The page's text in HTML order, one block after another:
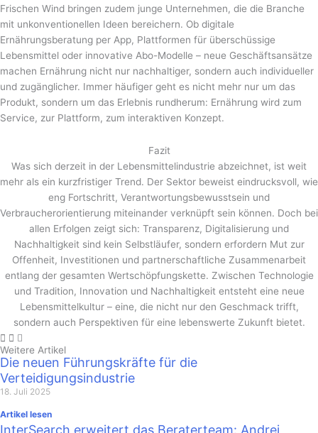
Frischen Wind bringen zudem junge Unternehmen, die die Branche
mit unkonventionellen Ideen bereichern. Ob digitale
Ernährungsberatung per App, Plattformen für überschüssige
Lebensmittel oder innovative Abo-Modelle – neue Geschäftsansätze
machen Ernährung nicht nur nachhaltiger, sondern auch individueller
und zugänglicher. Immer häufiger geht es nicht mehr nur um das
Produkt, sondern um das Erlebnis rundherum: Ernährung wird zum
Service, zur Plattform, zum interaktiven Konzept.
Fazit
Was sich derzeit in der Lebensmittelindustrie abzeichnet, ist weit
mehr als ein kurzfristiger Trend. Der Sektor beweist eindrucksvoll, wie
eng Fortschritt, Verantwortungsbewusstsein und
Verbraucherorientierung miteinander verknüpft sein können. Doch bei
allen Erfolgen zeigt sich: Transparenz, Digitalisierung und
Nachhaltigkeit sind kein Selbstläufer, sondern erfordern Mut zur
Offenheit, Investitionen und partnerschaftliche Zusammenarbeit
entlang der gesamten Wertschöpfungskette. Zwischen Technologie
und Tradition, Innovation und Nachhaltigkeit entsteht eine neue
Lebensmittelkultur – eine, die nicht nur den Geschmack trifft,
sondern auch Perspektiven für eine lebenswerte Zukunft bietet.
Weitere Artikel
Die neuen Führungskräfte für die
Verteidigungsindustrie
18. Juli 2025
Artikel lesen
InterSearch erweitert das Beraterteam: Andrei